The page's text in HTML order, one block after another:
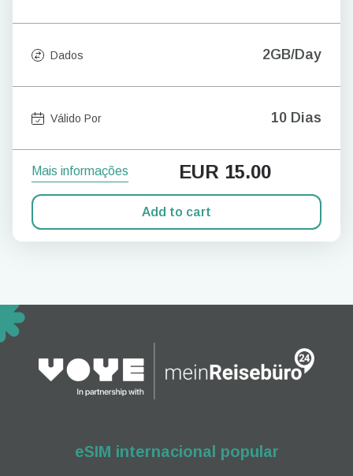
Dados 2GB/Day
Válido Por 10 Dias
Mais informações EUR 15.00
Add to cart
eSIM internacional popular